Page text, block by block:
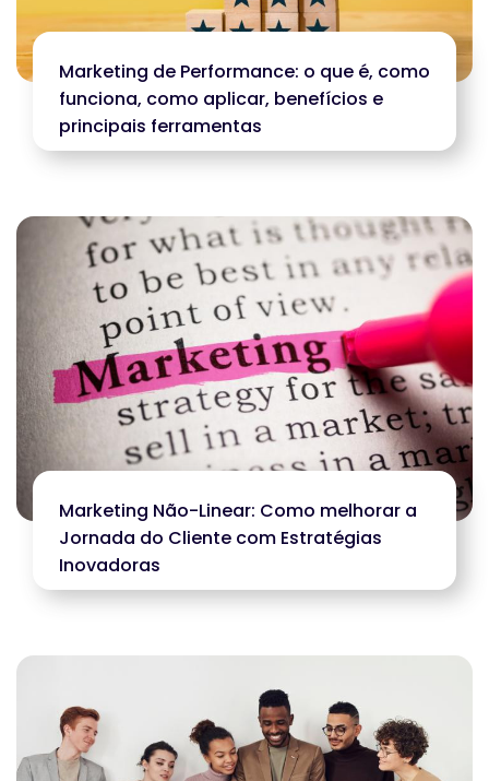
Marketing de Performance: o que é, como
funciona, como aplicar, benefícios e
principais ferramentas
Marketing Não-Linear: Como melhorar a
Jornada do Cliente com Estratégias
Inovadoras